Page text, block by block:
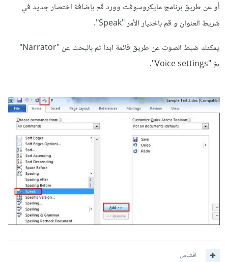
أو عن طريق برنامج مايكروسوفت وورد قم بإضافة اختصار جديد في
شريط العنوان و قم باختيار الأمر "Speak".
يمكنك ضبط الصوت عن طريق قائمة ابدأ ثم بالبحث عن "Narrator"
ثمّ "Voice settings".
اقتباس